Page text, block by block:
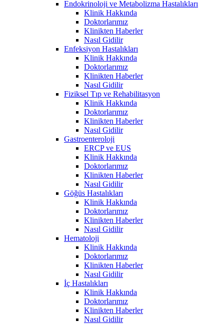
Endokrinoloji ve Metabolizma Hastalıkları
Klinik Hakkında
Doktorlarımız
Klinikten Haberler
Nasıl Gidilir
Enfeksiyon Hastalıkları
Klinik Hakkında
Doktorlarımız
Klinikten Haberler
Nasıl Gidilir
Fiziksel Tıp ve Rehabilitasyon
Klinik Hakkında
Doktorlarımız
Klinikten Haberler
Nasıl Gidilir
Gastroenteroloji
ERCP ve EUS
Klinik Hakkında
Doktorlarımız
Klinikten Haberler
Nasıl Gidilir
Göğüs Hastalıkları
Klinik Hakkında
Doktorlarımız
Klinikten Haberler
Nasıl Gidilir
Hematoloji
Klinik Hakkında
Doktorlarımız
Klinikten Haberler
Nasıl Gidilir
İç Hastalıkları
Klinik Hakkında
Doktorlarımız
Klinikten Haberler
Nasıl Gidilir